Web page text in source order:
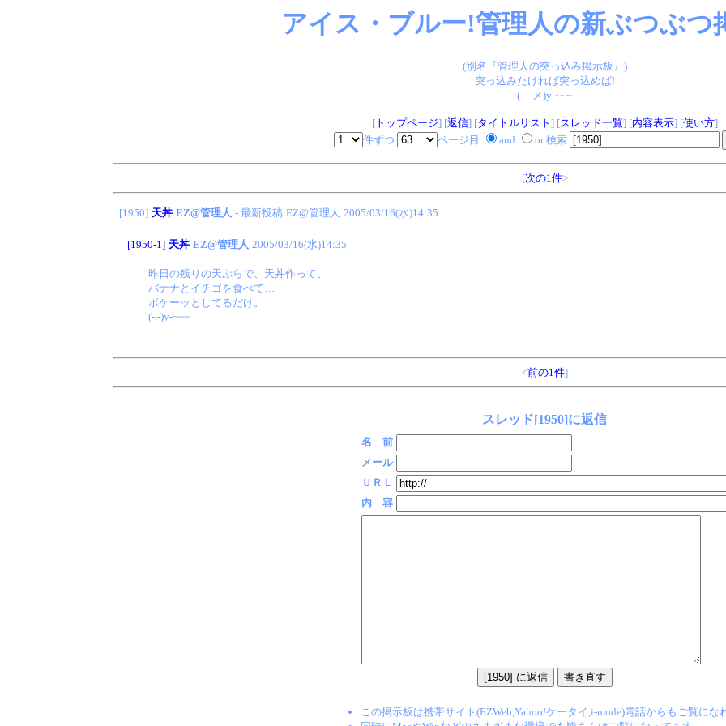
アイス・ブルー!管理人の新ぶつぶつ
(別名『管理人の突っ込み掲示板』)
突っ込みたければ突っ込めば!
(-_-メ)y-~~~
[トップページ] [返信] [タイトルリスト ] [スレッド一覧] [内容表示] [使い方]
件ずつ
ページ目 and or 検索
[次の1件>
[1950] 天丼 EZ@管理人 - 最新投稿 EZ@管理人 2005/03/16(水)14:35
[1950-1] 天丼 EZ@管理人 2005/03/16(水)14:35
昨日の残りの天ぷらで、天丼作って、
バナナとイチゴを食べて…
ボケーッとしてるだけ。
(-.-)y-~~~
<前の1件]
スレッド[1950]に返信
名 前
メール
ＵＲＬ
内 容
この掲示板は携帯サイト(EZWeb,Yahoo!ケータイ,i-mode)電話からもご覧にな